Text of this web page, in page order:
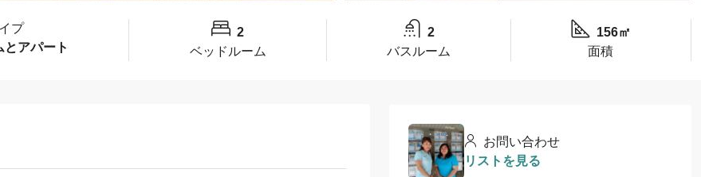
プ
とアパート
2
ベッドルーム
2
バスルーム
156㎡
面積
お問い合わせ
リストを見る